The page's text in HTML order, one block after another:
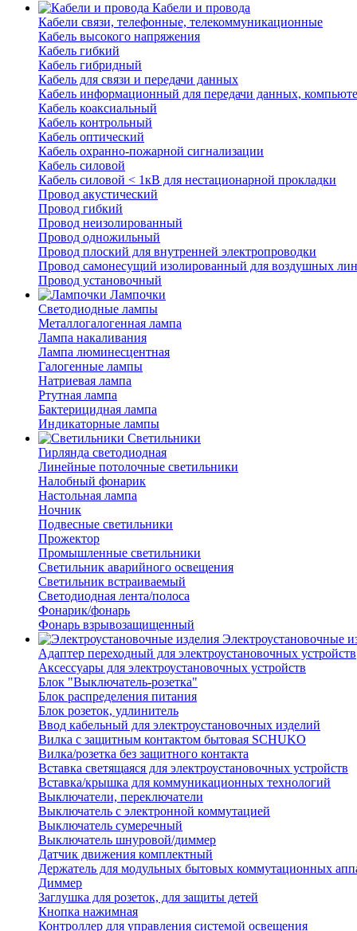
Кабели и провода
Кабели связи, телефонные, телекоммуникационные
Кабель высокого напряжения
Кабель гибкий
Кабель гибридный
Кабель для связи и передачи данных
Кабель информационный для передачи данных,
Кабель коаксиальный
Кабель контрольный
Кабель оптический
Кабель охранно-пожарной сигнализации
Кабель силовой
Кабель силовой < 1кВ для нестационарной прокладки
Провод акустический
Провод гибкий
Провод неизолированный
Провод одножильный
Провод плоский для внутренней электропроводки
Провод самонесущий изолированный для воздушных
Провод установочный
Лампочки
Светодиодные лампы
Металлогалогенная лампа
Лампа накаливания
Лампа люминесцентная
Галогенные лампы
Натриевая лампа
Ртутная лампа
Бактерицидная лампа
Индикаторные лампы
Светильники
Гирлянда светодиодная
Линейные потолочные светильники
Налобный фонарик
Настольная лампа
Ночник
Подвесные светильники
Прожектор
Промышленные светильники
Светильник аварийного освещения
Светильник встраиваемый
Светодиодная лента/полоса
Фонарик/фонарь
Фонарь взрывозащищенный
Электроустановочные
Адаптер переходный для электроустановочных устройств
Аксессуары для электроустановочных устройств
Блок "Выключатель-розетка"
Блок распределения питания
Блок розеток, удлинитель
Ввод кабельный для электроустановочных изделий
Вилка с защитным контактом бытовая SCHUKO
Вилка/розетка без защитного контакта
Вставка светящаяся для электроустановочных устройств
Вставка/крышка для коммуникационных технологий
Выключатели, переключатели
Выключатель с электронной коммутацией
Выключатель сумеречный
Выключатель шнуровой/диммер
Датчик движения комплектный
Держатель для модульных бытовых коммутационных
Диммер
Заглушка для розеток, для защиты детей
Кнопка нажимная
Контроллер для управления системой освещения